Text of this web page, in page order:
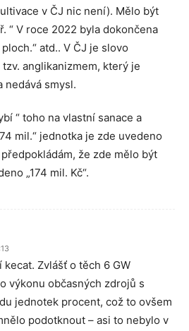
v ČJ nic není). Mělo být
“ V roce 2022 byla dokončena
atd.. V ČJ je slovo
tzv. anglikanizmem, který je
nedává smysl.
“ toho na vlastní sanace a
mil.“ jednotka je zde uvedeno
že zde mělo být
„174 mil. Kč“.
kecat. Zvlášť o těch 6 GW
výkonu občasných zdrojů s
jednotek procent, což to ovšem
podotknout – asi to nebylo v